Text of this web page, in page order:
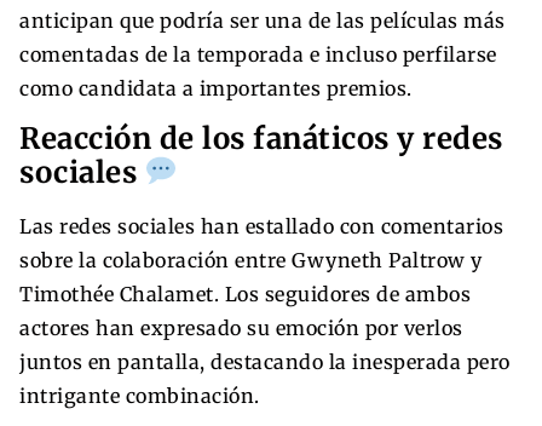
anticipan que podría ser una de las películas más
comentadas de la temporada e incluso perfilarse
como candidata a importantes premios.
Reacción de los fanáticos y redes
sociales
Las redes sociales han estallado con comentarios
sobre la colaboración entre Gwyneth Paltrow y
Timothée Chalamet. Los seguidores de ambos
actores han expresado su emoción por verlos
juntos en pantalla, destacando la inesperada pero
intrigante combinación.